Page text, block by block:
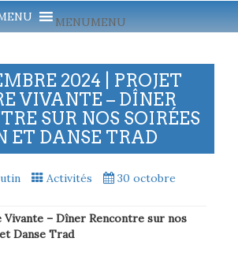
MENUMENU
2024 | PROJET
VIVANTE – DÎNER
SUR NOS SOIRÉES
ET DANSE TRAD
Activités
30 octobre
– Dîner Rencontre sur nos
Danse Trad